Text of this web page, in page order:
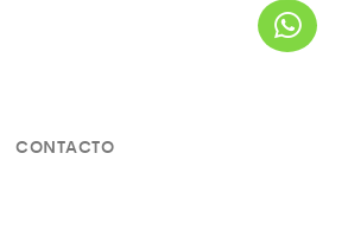
CONTACTO